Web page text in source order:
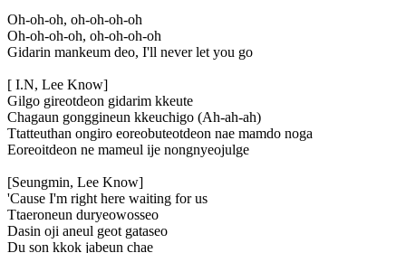
Oh-oh-oh, oh-oh-oh-oh
Oh-oh-oh-oh, oh-oh-oh-oh
Gidarin mankeum deo, I'll never let you go
[ I.N, Lee Know]
Gilgo gireotdeon gidarim kkeute
Chagaun gonggineun kkeuchigo (Ah-ah-ah)
Ttatteuthan ongiro eoreobuteotdeon nae mamdo noga
Eoreoitdeon ne mameul ije nongnyeojulge
[Seungmin, Lee Know]
'Cause I'm right here waiting for us
Ttaeroneun duryeowosseo
Dasin oji aneul geot gataseo
Du son kkok jabeun chae